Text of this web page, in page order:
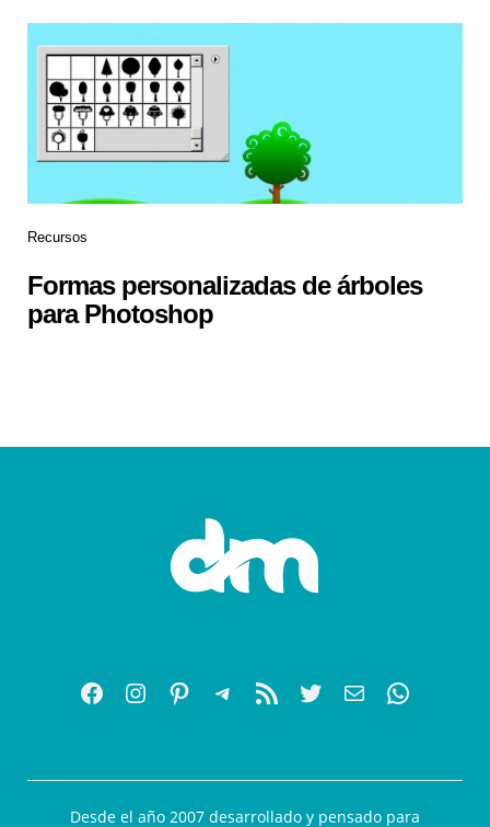
Recursos
Formas personalizadas de árboles
para Photoshop
Desde el año 2007 desarrollado y pensado para